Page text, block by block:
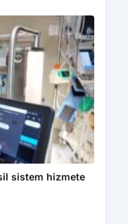
sistem hizmete